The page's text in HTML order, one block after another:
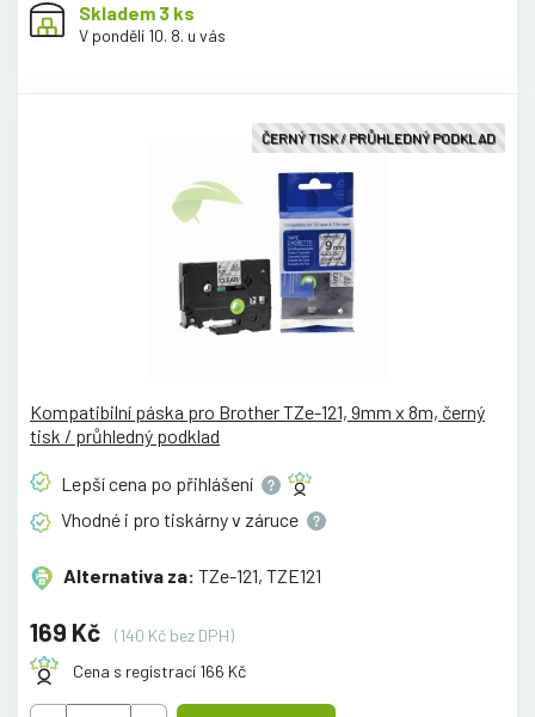
Skladem 3 ks
V pondělí 10. 8. u vás
ČERNÝ TISK / PRŮHLEDNÝ PODKLAD
Kompatibilní páska pro Brother TZe-121, 9mm x 8m, černý
tisk / průhledný podklad
Lepší cena po přihlášení
Vhodné i pro tiskárny v záruce
Alternativa za: TZe-121, TZE121
169 Kč
(140 Kč bez DPH)
Cena s registrací 166 Kč